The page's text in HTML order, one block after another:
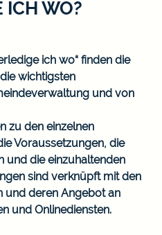
ICH WO?
ich wo“ finden die
wichtigsten
und von
zu den einzelnen
Voraussetzungen, die
und die einzuhaltenden
sind verknüpft mit den
und deren Angebot an
und Onlinediensten.